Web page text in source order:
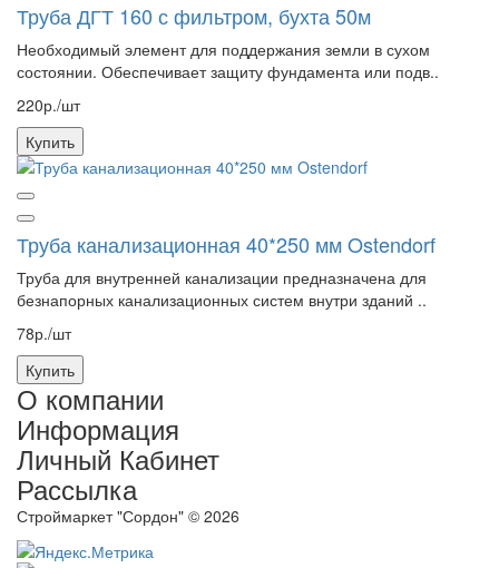
Труба ДГТ 160 с фильтром, бухта 50м
Необходимый элемент для поддержания земли в сухом
состоянии. Обеспечивает защиту фундамента или подв..
220р./шт
Купить
Труба канализационная 40*250 мм Ostendorf
Труба для внутренней канализации предназначена для
безнапорных канализационных систем внутри зданий ..
78р./шт
Купить
О компании
Информация
Личный Кабинет
Рассылка
Строймаркет "Сордон" © 2026